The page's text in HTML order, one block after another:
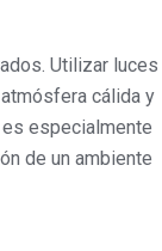
Utilizar luces
cálida y
especialmente
de un ambiente